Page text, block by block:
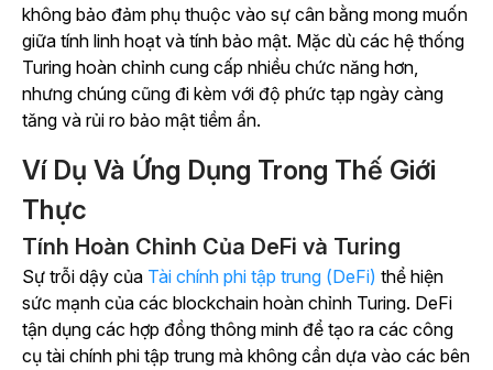
không bảo đảm phụ thuộc vào sự cân bằng mong muốn
giữa tính linh hoạt và tính bảo mật. Mặc dù các hệ thống
Turing hoàn chỉnh cung cấp nhiều chức năng hơn,
nhưng chúng cũng đi kèm với độ phức tạp ngày càng
tăng và rủi ro bảo mật tiềm ẩn.
Ví Dụ Và Ứng Dụng Trong Thế Giới
Thực
Tính Hoàn Chỉnh Của DeFi và Turing
Sự trỗi dậy của Tài chính phi tập trung (DeFi) thể hiện
sức mạnh của các blockchain hoàn chỉnh Turing. DeFi
tận dụng các hợp đồng thông minh để tạo ra các công
cụ tài chính phi tập trung mà không cần dựa vào các bên